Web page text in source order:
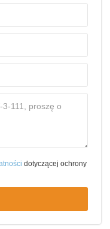
dotyczącej ochrony